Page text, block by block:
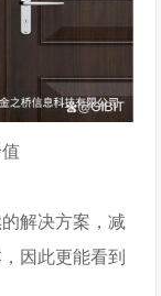
解决方案，减
因此更能看到